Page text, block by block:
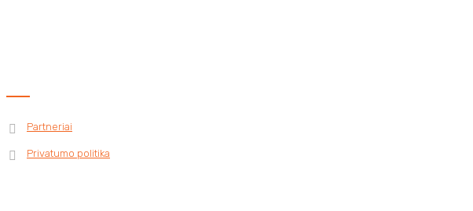
Partneriai
Privatumo politika